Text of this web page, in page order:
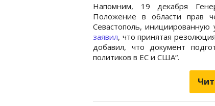
Напомним, 19 декабря
Положение в области прав
Севастополь, инициированную
заявил, что принятая
добавил, что документ
политиков в ЕС и США“.